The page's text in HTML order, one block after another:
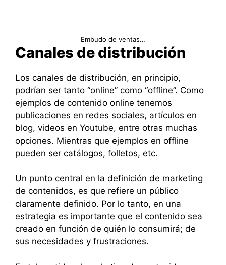
Embudo de ventas…
Canales de distribución
Los canales de distribución, en principio,
podrían ser tanto “online” como “offline”. Como
ejemplos de contenido online tenemos
publicaciones en redes sociales, artículos en
blog, videos en Youtube, entre otras muchas
opciones. Mientras que ejemplos en offline
pueden ser catálogos, folletos, etc.
Un punto central en la definición de marketing
de contenidos, es que refiere un público
claramente definido. Por lo tanto, en una
estrategia es importante que el contenido sea
creado en función de quién lo consumirá; de
sus necesidades y frustraciones.